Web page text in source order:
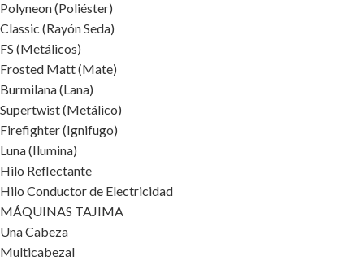
Polyneon (Poliéster)
Classic (Rayón Seda)
FS (Metálicos)
Frosted Matt (Mate)
Burmilana (Lana)
Supertwist (Metálico)
Firefighter (Ignifugo)
Luna (Ilumina)
Hilo Reflectante
Hilo Conductor de Electricidad
MÁQUINAS TAJIMA
Una Cabeza
Multicabezal